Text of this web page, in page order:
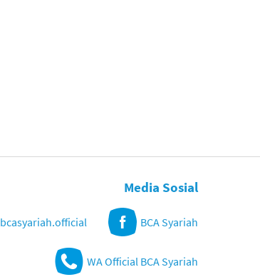
Media Sosial
bcasyariah.official BCA Syariah
WA Official BCA Syariah